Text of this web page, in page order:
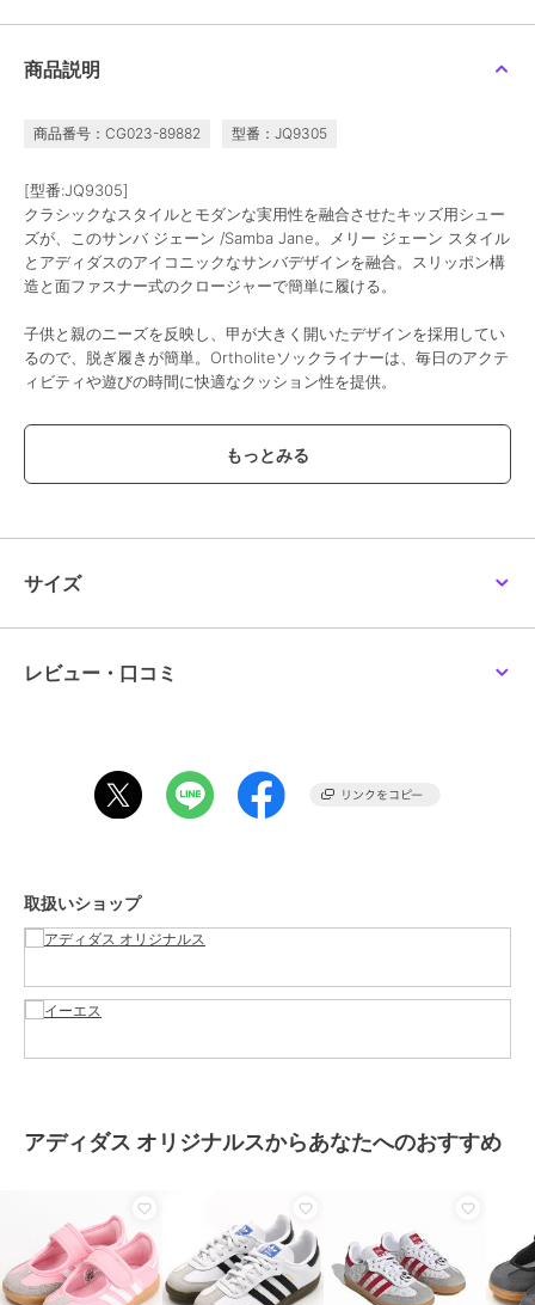
商品説明
商品番号：CG023-89882 型番：JQ9305
[型番:JQ9305]
クラシックなスタイルとモダンな実用性を融合させたキッズ用シュー
ズが、このサンバ ジェーン /Samba Jane。メリー ジェーン スタイル
とアディダスのアイコニックなサンバデザインを融合。スリッポン構
造と面ファスナー式のクロージャーで簡単に履ける。
子供と親のニーズを反映し、甲が大きく開いたデザインを採用してい
るので、脱ぎ履きが簡単。Ortholiteソックライナーは、毎日のアクテ
ィビティや遊びの時間に快適なクッション性を提供。
グリップ力のあるラバーアウトソールを備えたこのスタイリッシュな
スニーカーは、遊び場での冒険や日常のアクティビティに最適。クラ
シックなデザイン要素と実用的な機能を兼ね備え、成長を続ける足に
性別タイプ
ボーイズ
ベビーシューズ
／
ファーストシ
ューズ
カラー
フットウェアホワイト/クリアスカ
サイズ 17.0,18.0,19.0,20.0,21.0
特徴
ベビーシューズ
ファーストシューズ
ライフスタイル
原産国 ベトナム製
サイズ
レビュー・口コミ
取扱いショップ
アディダス オリジナルスからあなたへのおすすめ